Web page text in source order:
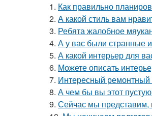
1. Как правильно
2. А какой стиль вам
3. Ребята жалобное
4. А у вас были странные
5. А какой интерьер для
6. Можете описать
7. Интересный ремонтный
8. А чем бы вы этот
9. Сейчас мы представим,